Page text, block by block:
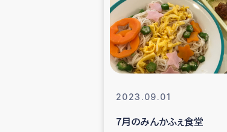
スリランカの南
2023.09.01
7月のみんかふぇ食堂